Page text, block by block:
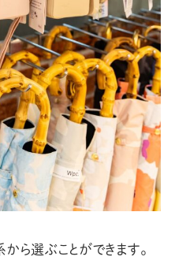
ら選ぶことができます。